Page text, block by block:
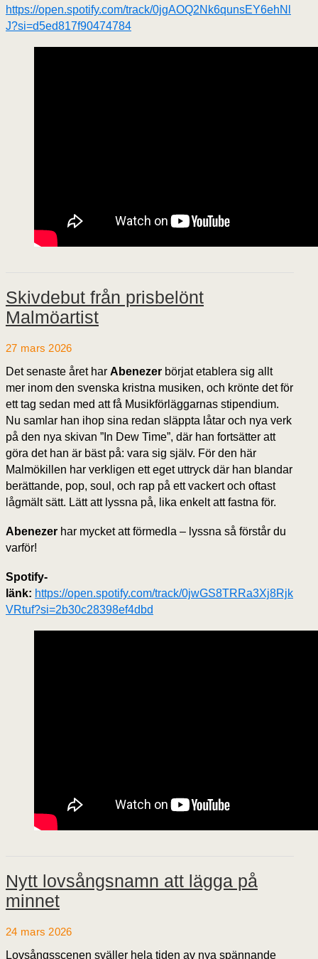
https://open.spotify.com/track/0jgAOQ2Nk6qunsEY6ehNl
J?si=d5ed817f90474784
Skivdebut från prisbelönt
Malmöartist
27 mars 2026
Det senaste året har Abenezer börjat etablera sig allt
mer inom den svenska kristna musiken, och krönte det för
ett tag sedan med att få Musikförläggarnas stipendium.
Nu samlar han ihop sina redan släppta låtar och nya verk
på den nya skivan ”In Dew Time”, där han fortsätter att
göra det han är bäst på: vara sig själv. För den här
Malmökillen har verkligen ett eget uttryck där han blandar
berättande, pop, soul, och rap på ett vackert och oftast
lågmält sätt. Lätt att lyssna på, lika enkelt att fastna för.
Abenezer har mycket att förmedla – lyssna så förstår du
varför!
Spotify-
länk: https://open.spotify.com/track/0jwGS8TRRa3Xj8Rjk
VRtuf?si=2b30c28398ef4dbd
Nytt lovsångsnamn att lägga på
minnet
24 mars 2026
Lovsångsscenen sväller hela tiden av nya spännande